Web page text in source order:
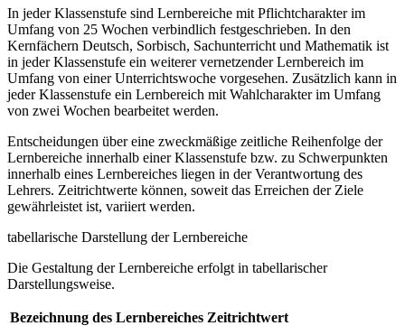
In jeder Klassenstufe sind Lernbereiche mit Pflichtcharakter im
Umfang von 25 Wochen verbindlich festgeschrieben. In den
Kernfächern Deutsch, Sorbisch, Sachunterricht und Mathematik ist
in jeder Klassenstufe ein weiterer vernetzender Lernbereich im
Umfang von einer Unterrichtswoche vorgesehen. Zusätzlich kann in
jeder Klassenstufe ein Lernbereich mit Wahlcharakter im Umfang
von zwei Wochen bearbeitet werden.
Entscheidungen über eine zweckmäßige zeitliche Reihenfolge der
Lernbereiche innerhalb einer Klassenstufe bzw. zu Schwerpunkten
innerhalb eines Lernbereiches liegen in der Verantwortung des
Lehrers. Zeitrichtwerte können, soweit das Erreichen der Ziele
gewährleistet ist, variiert werden.
tabellarische Darstellung der Lernbereiche
Die Gestaltung der Lernbereiche erfolgt in tabellarischer
Darstellungsweise.
Bezeichnung des Lernbereiches Zeitrichtwert